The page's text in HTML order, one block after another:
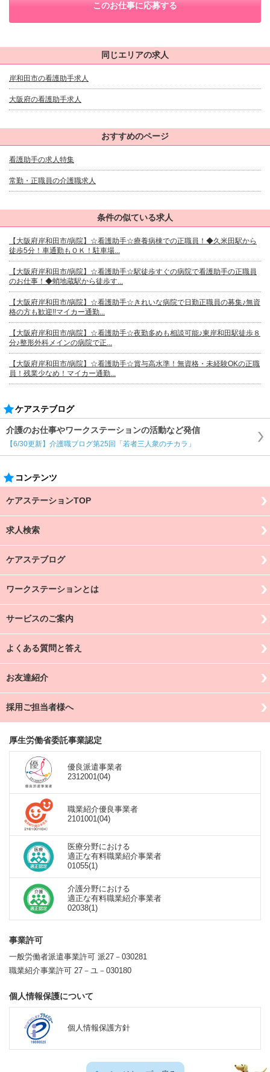
このお仕事に応募する
同じエリアの求人
岸和田市の看護助手求人
大阪府の看護助手求人
おすすめのページ
看護助手の求人特集
常勤・正職員の介護職求人
条件の似ている求人
【大阪府岸和田市/病院】☆看護助手☆療養病棟での正職員！◆久米田駅から
徒歩5分！車通勤もＯＫ！駐車場...
【大阪府岸和田市/病院】☆看護助手☆駅徒歩すぐの病院で看護助手の正職員
のお仕事！◆蛸地蔵駅から徒歩す...
【大阪府岸和田市/病院】☆看護助手☆きれいな病院で日勤正職員の募集♪無資
格の方も歓迎!!マイカー通勤...
【大阪府岸和田市/病院】☆看護助手☆夜勤多めも相談可能♪東岸和田駅徒歩８
分♪整形外科メインの病院で正...
【大阪府岸和田市/病院】☆看護助手☆賞与高水準！無資格・未経験OKの正職
員！残業少なめ！マイカー通勤...
ケアステブログ
介護のお仕事やワークステーションの活動など発信
【6/30更新】介護職ブログ第25回「若者三人衆のチカラ」
コンテンツ
ケアステーションTOP
求人検索
ケアステブログ
ワークステーションとは
サービスのご案内
よくある質問と答え
お友達紹介
採用ご担当者様へ
厚生労働省委託事業認定
優良派遣事業者
2312001(04)
職業紹介優良事業者
2101001(04)
医療分野における
適正な有料職業紹介事業者
01055(1)
介護分野における
適正な有料職業紹介事業者
02038(1)
事業許可
一般労働者派遣事業許可 派27－030281
職業紹介事業許可 27－ユ－030180
個人情報保護について
個人情報保護方針